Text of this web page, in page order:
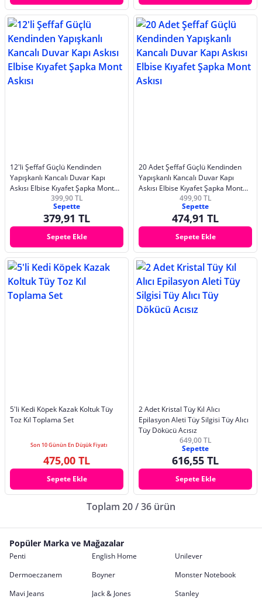
12'li Şeffaf Güçlü Kendinden
Yapışkanlı Kancalı Duvar Kapı
Askısı Elbise Kıyafet Şapka Mont
399,90 TL
Sepette
379,91 TL
Sepete Ekle
20 Adet Şeffaf Güçlü Kendinden
Yapışkanlı Kancalı Duvar Kapı
Askısı Elbise Kıyafet Şapka Mont
499,90 TL
Sepette
474,91 TL
Sepete Ekle
5'li Kedi Köpek Kazak Koltuk Tüy
Toz Kıl Toplama Set
Son 10 Günün En Düşük Fiyatı
475,00 TL
Sepete Ekle
2 Adet Kristal Tüy Kıl Alıcı
Epilasyon Aleti Tüy Silgisi Tüy Alıcı
Tüy Dökücü Acısız
649,00 TL
Sepette
616,55 TL
Sepete Ekle
Toplam 20 / 36 ürün
Popüler Marka ve Mağazalar
Penti English Home
Unilever
Dermoeczanem
Boyner
Monster Notebook
Mavi Jeans
Jack & Jones
Stanley